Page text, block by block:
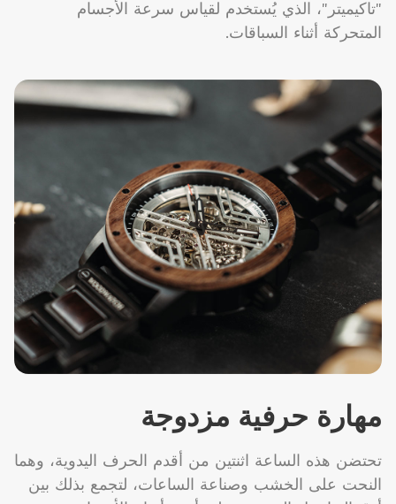
"تاكيميتر"، الذي يُستخدم لقياس سرعة الأجسام
المتحركة أثناء السباقات.
مهارة حرفية مزدوجة
تحتضن هذه الساعة اثنتين من أقدم الحرف اليدوية، وهما
النحت على الخشب وصناعة الساعات، لتجمع بذلك بين